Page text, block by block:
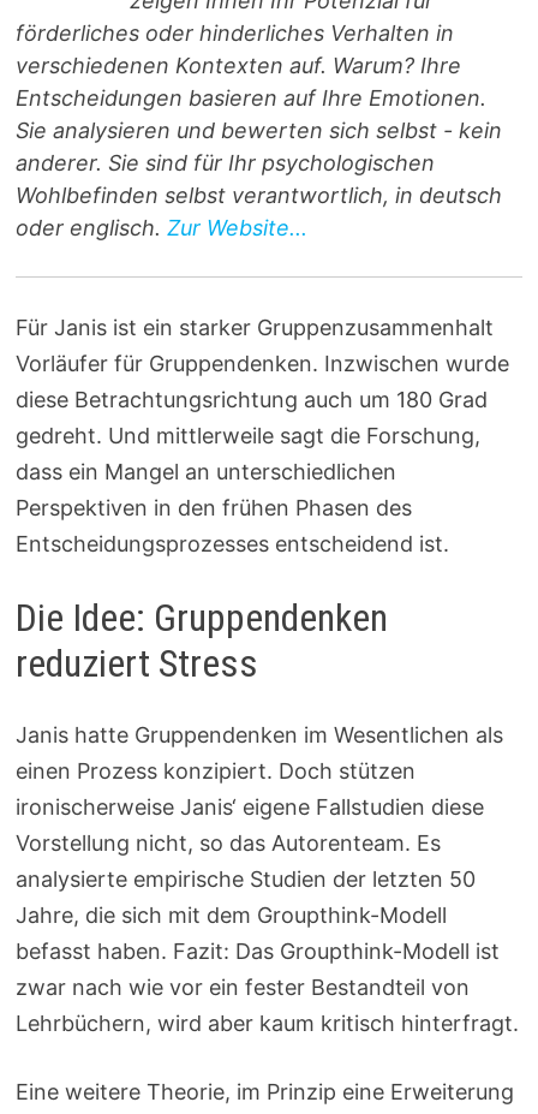
förderliches oder hinderliches Verhalten in
verschiedenen Kontexten auf. Warum? Ihre
Entscheidungen basieren auf Ihre Emotionen.
Sie analysieren und bewerten sich selbst - kein
anderer. Sie sind für Ihr psychologischen
Wohlbefinden selbst verantwortlich, in deutsch
oder englisch.Zur Website...
Für Janis ist ein starker Gruppenzusammenhalt
Vorläufer für Gruppendenken. Inzwischen wurde
diese Betrachtungsrichtung auch um 180 Grad
gedreht. Und mittlerweile sagt die Forschung,
dass ein Mangel an unterschiedlichen
Perspektiven in den frühen Phasen des
Entscheidungsprozesses entscheidend ist.
Die Idee: Gruppendenken
reduziert Stress
Janis hatte Gruppendenken im Wesentlichen als
einen Prozess konzipiert. Doch stützen
ironischerweise Janis‘ eigene Fallstudien diese
Vorstellung nicht, so das Autorenteam. Es
analysierte empirische Studien der letzten 50
Jahre, die sich mit dem Groupthink-Modell
befasst haben. Fazit: Das Groupthink-Modell ist
zwar nach wie vor ein fester Bestandteil von
Lehrbüchern, wird aber kaum kritisch hinterfragt.
Eine weitere Theorie, im Prinzip eine Erweiterung